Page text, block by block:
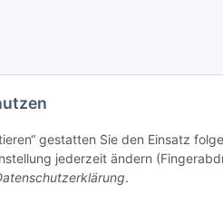
gestatten Sie den Einsatz
jederzeit ändern
.